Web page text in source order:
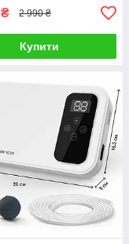
₴ 2 990 ₴
Купити